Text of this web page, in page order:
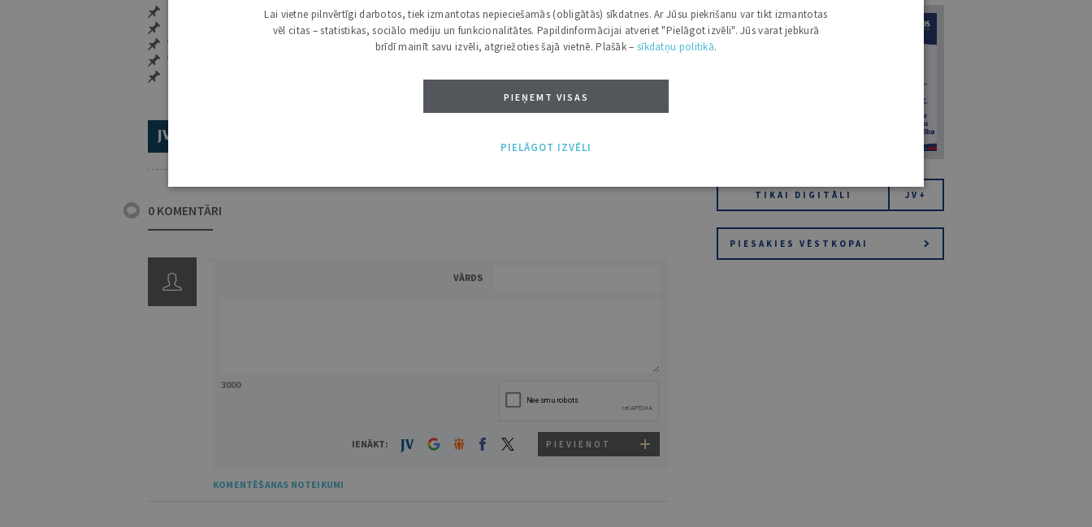
Pieeja jaunākajam izdevumam
Neierobežota pieeja arhīvam – 24 h/7 d.
Vairāk nekā 18 000 rakstu un 2000 autoru
Visi tematiskie numuri un ikgadējie grāmatžurnāli
Personalizētās iespējas – piezīmes, citāti, mapes
0 KOMENTĀRI
VĀRDS
3000
IENĀKT: PIEVIENOT
KOMENTĒŠANAS NOTEIKUMI
7
TIKAI DIGITĀLI JV+
PIESAKIES VĒSTKOPAI
Lai vietne pilnvērtīgi darbotos, tiek izmantotas nepieciešamās (obligātās) sīkdatnes. Ar Jūsu piekrišanu var tikt izmantotas
vēl citas – statistikas, sociālo mediju un funkcionalitātes. Papildinformācijai atveriet "Pielāgot izvēli". Jūs varat jebkurā
brīdī mainīt savu izvēli, atgriežoties šajā vietnē. Plašāk – sīkdatņu politikā.
PIEŅEMT VISAS
PIELĀGOT IZVĒLI